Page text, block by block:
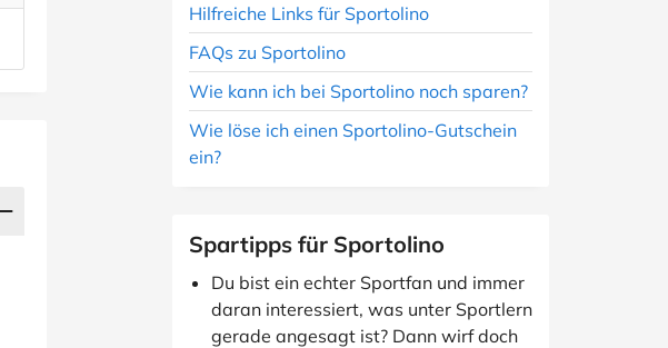
Hilfreiche Links für Sportolino
FAQs zu Sportolino
Wie kann ich bei Sportolino noch sparen?
Wie löse ich einen Sportolino-Gutschein
ein?
Spartipps für Sportolino
Du bist ein echter Sportfan und immer
daran interessiert, was unter Sportlern
gerade angesagt ist? Dann wirf doch